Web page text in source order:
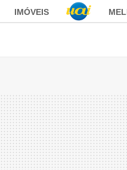
IMÓVEIS